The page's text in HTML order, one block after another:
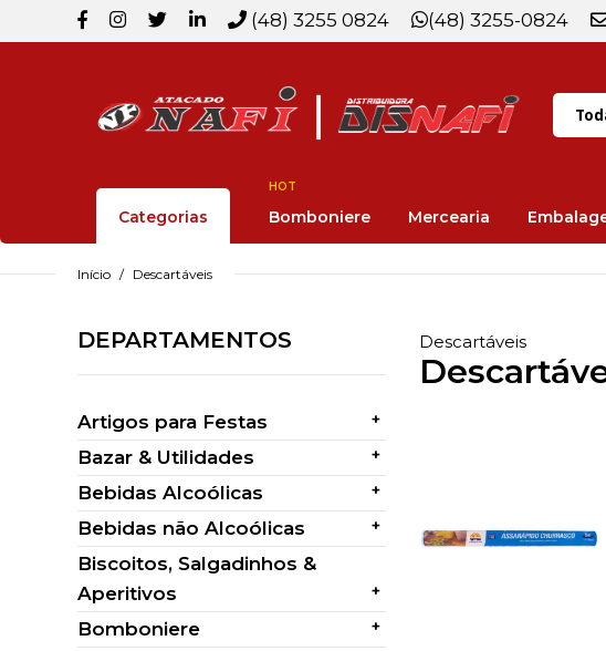
(48) 3255 0824 (48) 3255-0824
Categorias Bomboniere
HOT
Mercearia
Início Descartáveis
DEPARTAMENTOS
Artigos para Festas +
Bazar & Utilidades +
Bebidas Alcoólicas +
Bebidas não Alcoólicas +
Biscoitos, Salgadinhos &
Aperitivos
+
Bomboniere +
Descartáveis